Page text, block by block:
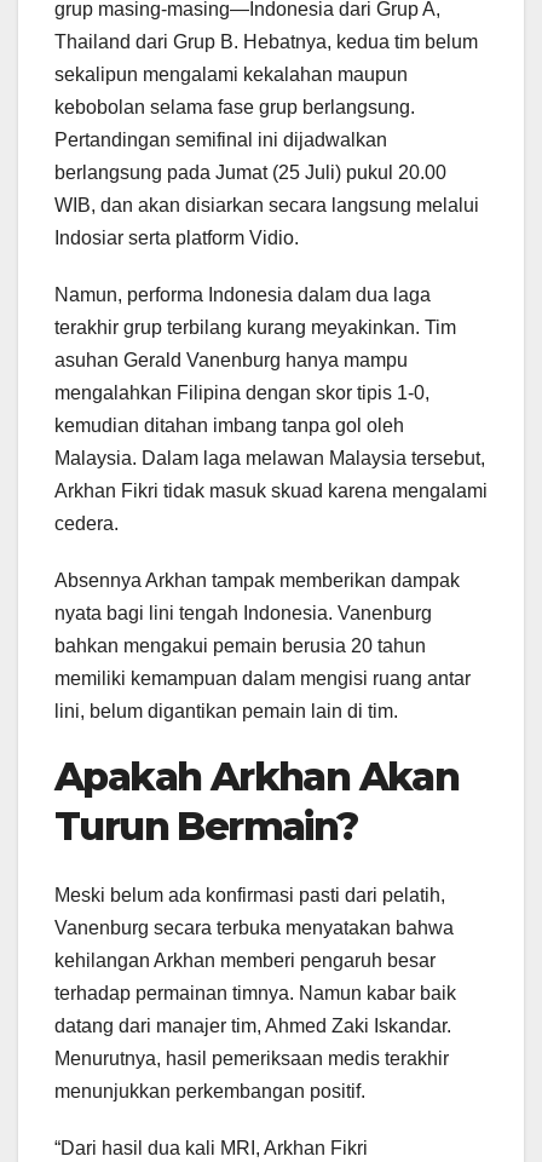
grup masing-masing—Indonesia dari Grup A,
Thailand dari Grup B. Hebatnya, kedua tim belum
sekalipun mengalami kekalahan maupun
kebobolan selama fase grup berlangsung.
Pertandingan semifinal ini dijadwalkan
berlangsung pada Jumat (25 Juli) pukul 20.00
WIB, dan akan disiarkan secara langsung melalui
Indosiar serta platform Vidio.
Namun, performa Indonesia dalam dua laga
terakhir grup terbilang kurang meyakinkan. Tim
asuhan Gerald Vanenburg hanya mampu
mengalahkan Filipina dengan skor tipis 1-0,
kemudian ditahan imbang tanpa gol oleh
Malaysia. Dalam laga melawan Malaysia tersebut,
Arkhan Fikri tidak masuk skuad karena mengalami
cedera.
Absennya Arkhan tampak memberikan dampak
nyata bagi lini tengah Indonesia. Vanenburg
bahkan mengakui pemain berusia 20 tahun
memiliki kemampuan dalam mengisi ruang antar
lini, belum digantikan pemain lain di tim.
Apakah Arkhan Akan
Turun Bermain?
Meski belum ada konfirmasi pasti dari pelatih,
Vanenburg secara terbuka menyatakan bahwa
kehilangan Arkhan memberi pengaruh besar
terhadap permainan timnya. Namun kabar baik
datang dari manajer tim, Ahmed Zaki Iskandar.
Menurutnya, hasil pemeriksaan medis terakhir
menunjukkan perkembangan positif.
“Dari hasil dua kali MRI, Arkhan Fikri